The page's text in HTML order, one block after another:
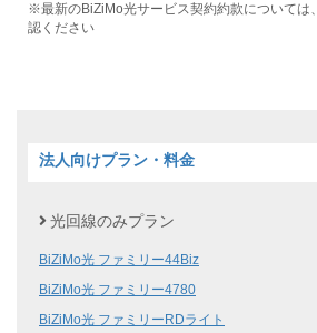
※最新のBiZiMo光サービス契約約款については、
認ください
法人向けプラン・料金
光回線のみプラン
BiZiMo光 ファミリー44Biz
BiZiMo光 ファミリー4780
BiZiMo光 ファミリーRDライト